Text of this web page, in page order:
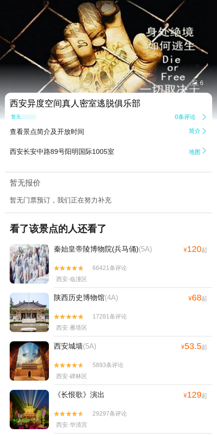
 6
西安异度空间真人密室逃脱俱乐部
暂无点评 0条评论 
查看景点简介及开放时间 简介 
西安长安中路89号阳明国际1005室 地图 
暂无报价
暂无门票预订，我们正在努力补充
看了该景点的人还看了
秦始皇帝陵博物院(兵马俑)(5A) ¥120起


66421条评论
西安·临潼区
陕西历史博物馆(4A) ¥68起


17281条评论
西安·雁塔区
西安城墙(5A) ¥53.5起


5893条评论
西安·碑林区
《长恨歌》演出 ¥129起


29297条评论
西安·华清宫